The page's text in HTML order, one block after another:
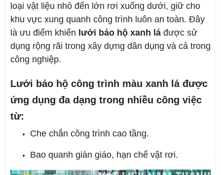
loại vật liệu nhỏ đến lớn rơi xuống dưới, giữ cho
khu vực xung quanh công trình luôn an toàn. Đây
là ưu điểm khiến lưới bảo hộ xanh lá được sử
dụng rộng rãi trong xây dựng dân dụng và cả trong
công nghiệp.
Lưới bảo hộ công trình màu xanh lá được
ứng dụng đa dạng trong nhiều công việc
từ:
Che chắn công trình cao tầng.
Bao quanh giàn giáo, hạn chế vật rơi.